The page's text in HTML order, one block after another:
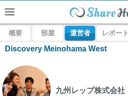
概要 部屋 運営者 レポート
Discovery Meinohama West
九州レップ株式会社